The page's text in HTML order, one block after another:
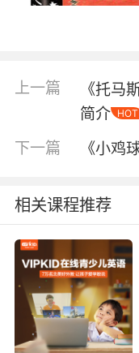
内容简介
上一篇
《托马
简介
HOT
下一篇 《小鸡
相关课程推荐